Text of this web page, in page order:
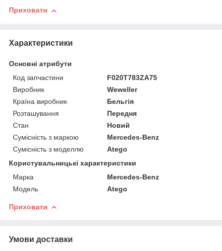
Приховати
Характеристики
Основні атрибути
Код запчастини
F020T783ZA75
Виробник
Weweller
Країна виробник
Бельгія
Розташування
Передня
Стан
Новий
Сумісність з маркою
Mercedes-Benz
Сумісність з моделлю
Atego
Користувальницькі характеристики
Марка
Mercedes-Benz
Мoдель
Atego
Приховати
Умови доставки